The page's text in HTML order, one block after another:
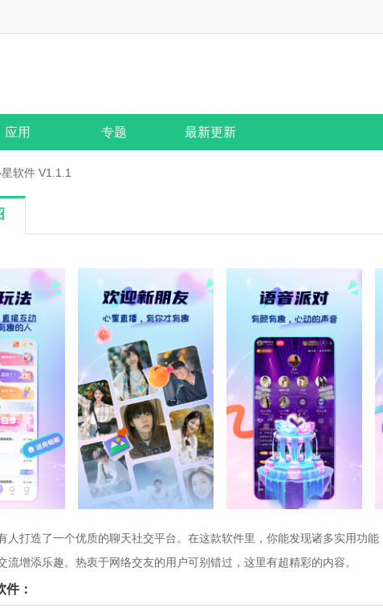
应用 专题 最新更新
软件 V1.1.1
人打造了一个优质的聊天社交平台。在这款软件里，你能发现诸多实用功
流增添乐趣。热衷于网络交友的用户可别错过，这里有超精彩的内容。
件：